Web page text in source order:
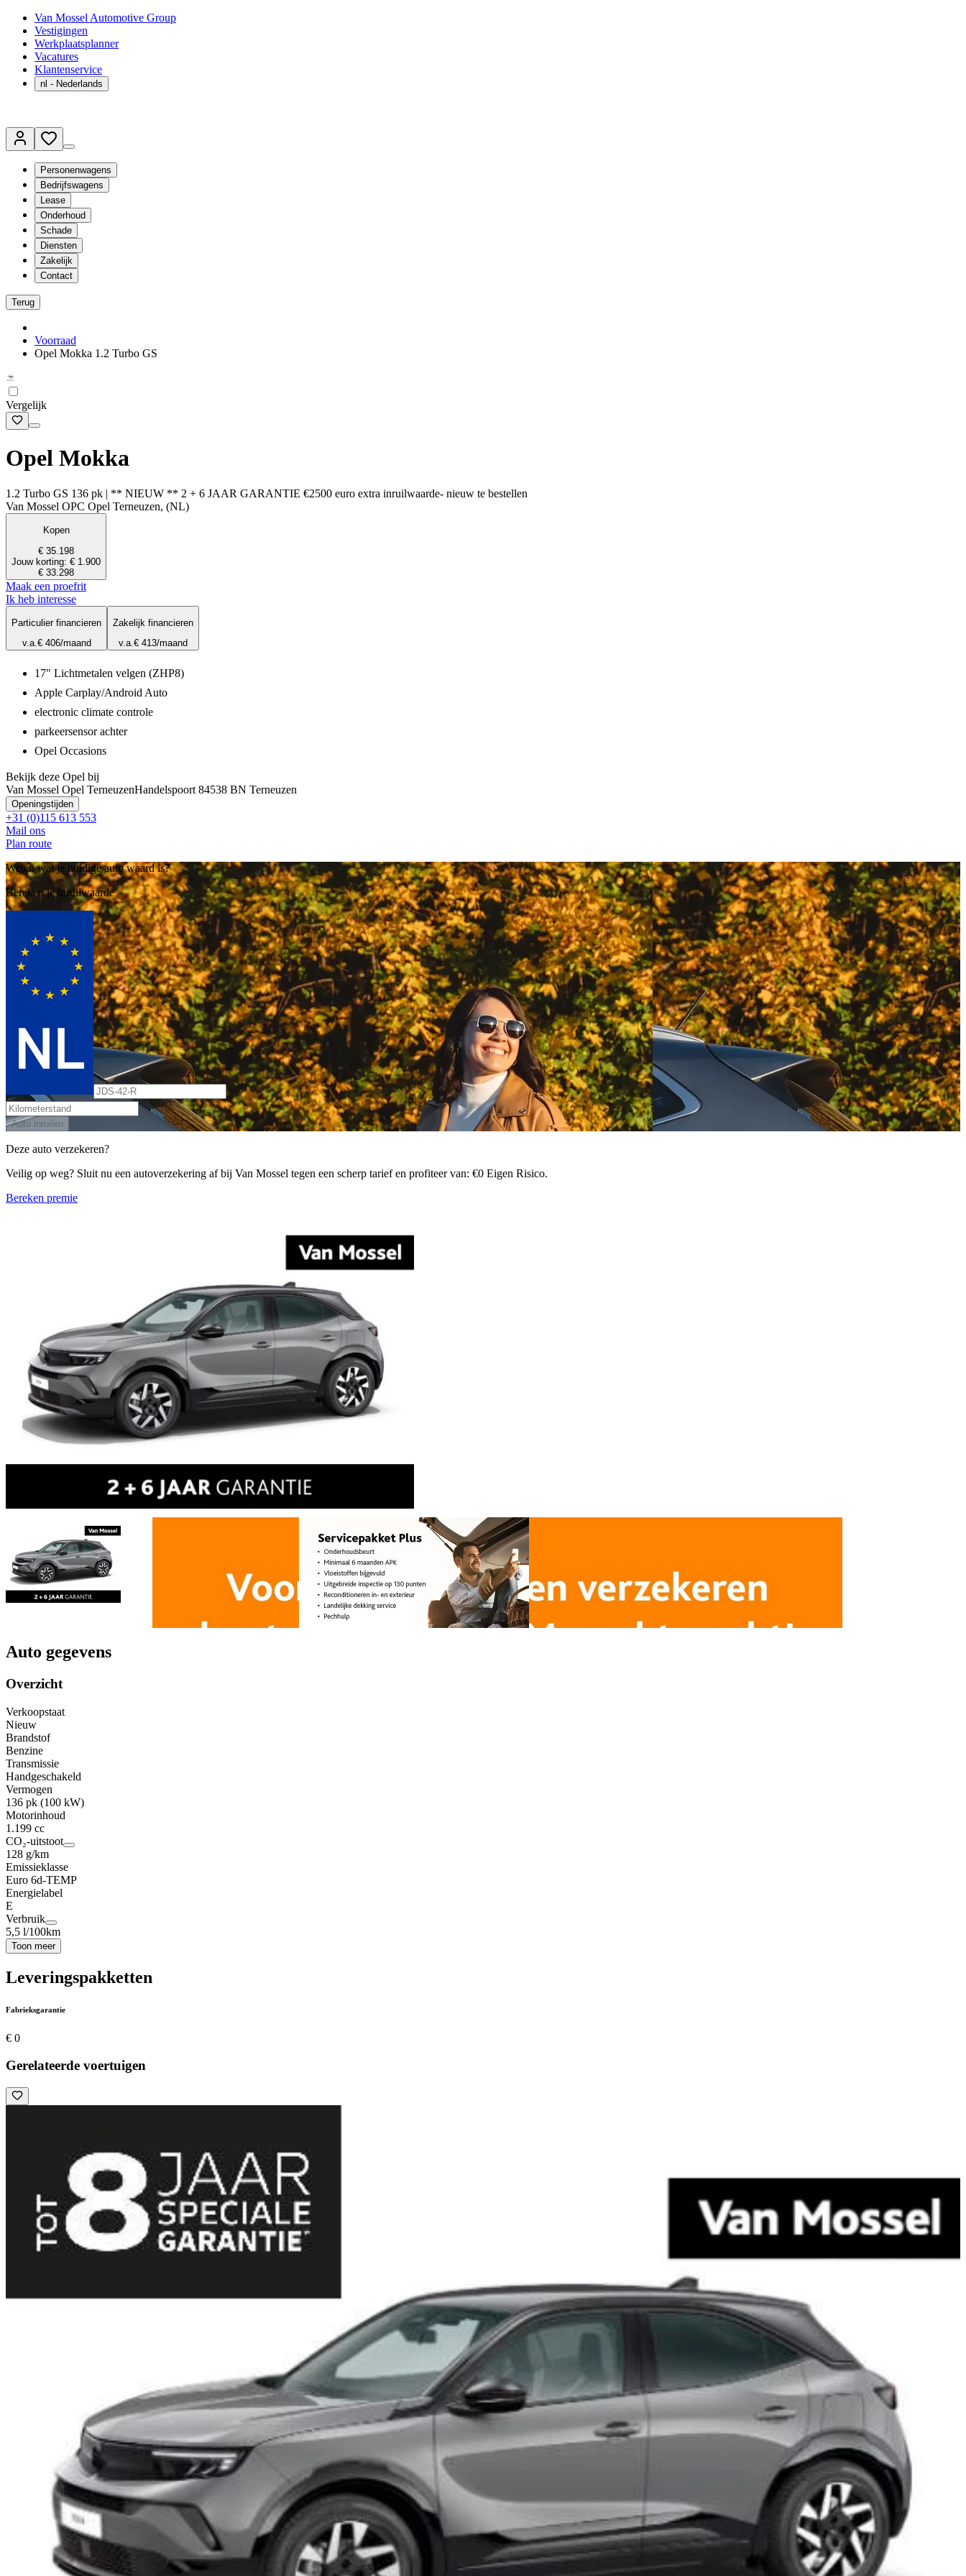
Van Mossel Automotive Group
Vestigingen
Werkplaatsplanner
Vacatures
Klantenservice
nl - Nederlands
Personenwagens
Bedrijfswagens
Lease
Onderhoud
Schade
Diensten
Zakelijk
Contact
Terug
Voorraad
Opel Mokka 1.2 Turbo GS
Vergelijk
Opel Mokka
1.2 Turbo GS 136 pk | ** NIEUW ** 2 + 6 JAAR GARANTIE €2500 euro extra inruilwaarde- nieuw te bestellen
Van Mossel OPC Opel Terneuzen, (NL)
Kopen
€ 35.198
Jouw korting: € 1.900
€ 33.298
Maak een proefrit
Ik heb interesse
Particulier financieren
v.a.€ 406/maand
Zakelijk financieren
v.a.€ 413/maand
17" Lichtmetalen velgen (ZHP8)
Apple Carplay/Android Auto
electronic climate controle
parkeersensor achter
Opel Occasions
Bekijk deze Opel bij
Van Mossel Opel TerneuzenHandelspoort 84538 BN Terneuzen
Openingstijden
+31 (0)115 613 553
Mail ons
Plan route
Weten wat je huidige auto waard is?
Bereken je inruilwaarde
Auto inruilen
Deze auto verzekeren?
Veilig op weg? Sluit nu een autoverzekering af bij Van Mossel tegen een scherp tarief en profiteer van: €0 Eigen Risico.
Bereken premie
Auto gegevens
Overzicht
Verkoopstaat
Nieuw
Brandstof
Benzine
Transmissie
Handgeschakeld
Vermogen
136 pk (100 kW)
Motorinhoud
1.199 cc
CO₂-uitstoot
128 g/km
Emissieklasse
Euro 6d-TEMP
Energielabel
E
Verbruik
5,5 l/100km
Toon meer
Leveringspakketten
Fabrieksgarantie
€ 0
Gerelateerde voertuigen